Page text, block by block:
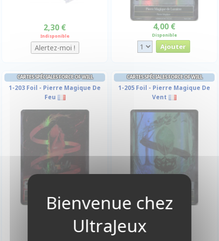
2,30 €
Indisponible
4,00 €
Disponible
CARTES SPÉCIALES FORCE OF WILL
1-203 Foil - Pierre Magique De
Feu
4,00 €
CARTES SPÉCIALES FORCE OF WILL
1-205 Foil - Pierre Magique De
Vent
4,00 €